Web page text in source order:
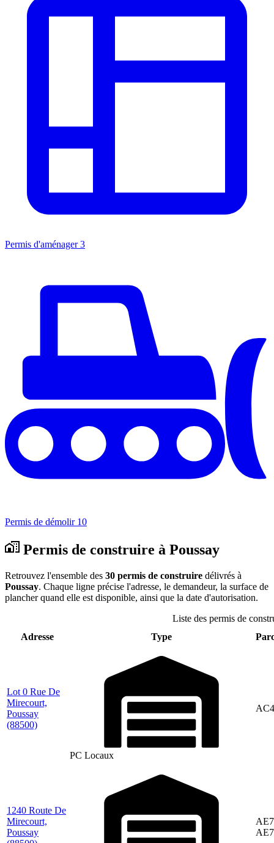
Permis d'aménager 3
Permis de démolir 10
Permis de construire à Poussay
Retrouvez l'ensemble des 30 permis de construire délivrés à
Poussay. Chaque ligne précise l'adresse, le demandeur, la surface de
plancher quand elle est disponible, ainsi que la date d'autorisation.
Liste des permis de
Adresse
Type
Lot 0 Rue De
Mirecourt,
Poussay
(88500)
PC Locaux
1240 Route De
Mirecourt,
Poussay